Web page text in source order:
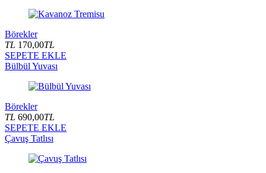
Börekler
TL 170,00TL
SEPETE EKLE
Bülbül Yuvası
Börekler
TL 690,00TL
SEPETE EKLE
Çavuş Tatlısı